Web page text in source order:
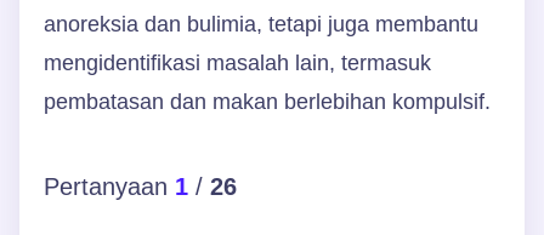
anoreksia dan bulimia, tetapi juga membantu
mengidentifikasi masalah lain, termasuk
pembatasan dan makan berlebihan kompulsif.
Pertanyaan 1 / 26